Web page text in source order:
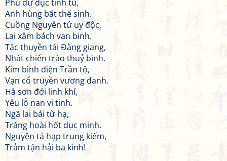
Phù dư dục tinh tú,
Anh hùng bất thế sinh.
Cuồng Nguyên tứ uy độc,
Lai xâm bách vạn binh.
Tặc thuyền tái Đằng giang,
Nhất chiến trào thuỷ bình.
Kim bình điện Trần tộ,
Vạn cổ truyền vương danh.
Hà sơn đới linh khí,
Yêu lỗ nan vi tinh.
Ngã lai bái từ hạ,
Tráng hoài hốt dục minh.
Nguyện tá hạp trung kiếm,
Trảm tận hải ba kình!